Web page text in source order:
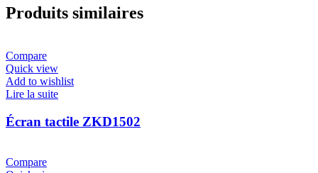
Produits similaires
Compare
Quick view
Add to wishlist
Lire la suite
Écran tactile ZKD1502
Compare